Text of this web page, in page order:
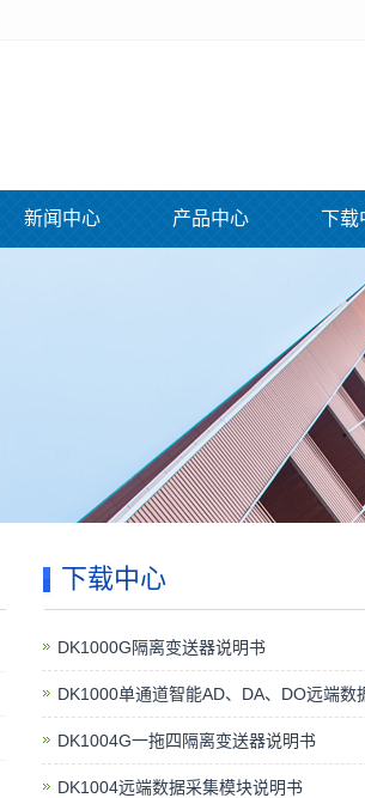
新闻中心 产品中心 下载
下载中心
DK1000G隔离变送器说明书
DK1000单通道智能AD、DA、DO远端数
DK1004G一拖四隔离变送器说明书
DK1004远端数据采集模块说明书